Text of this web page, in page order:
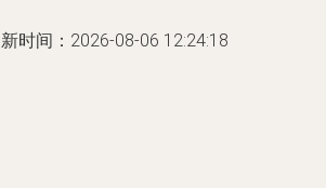
时间：2026-08-06 12:24:18